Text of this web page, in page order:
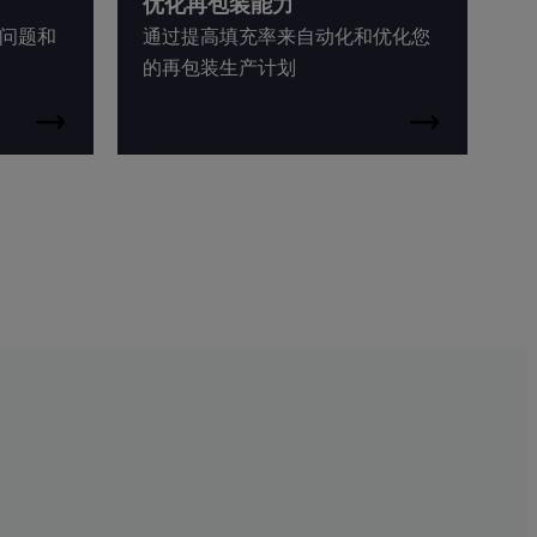
题和
通过提高填充率来自动化和优化您
的再包装生产计划